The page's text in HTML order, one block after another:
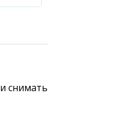
снимать